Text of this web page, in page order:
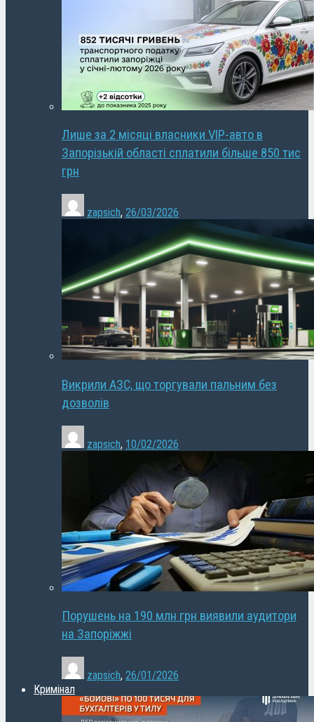
Лише за 2 місяці власники VIP-авто в
Запорізькій області сплатили більше 850 тис
грн
zapsich, 26/03/2026
Викрили АЗС, що торгували пальним без
дозволів
zapsich, 10/02/2026
Порушень на 190 млн грн виявили аудитори
на Запоріжжі
zapsich, 26/01/2026
Кримінал